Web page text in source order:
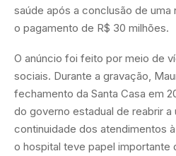
saúde após a conclusão de
o pagamento de R$ 30 milhões.
O anúncio foi feito por meio de
sociais. Durante a gravação,
fechamento da Santa Casa em
do governo estadual de reabrir a
continuidade dos atendimentos
o hospital teve papel importante